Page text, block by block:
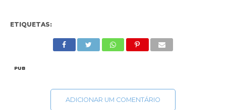
ETIQUETAS:
PUB
ADICIONAR UM COMENTÁRIO